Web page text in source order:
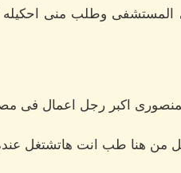
المستشفى وطلب منى
اكبر رجل اعمال فى
من هنا طب انت هاتشتغل